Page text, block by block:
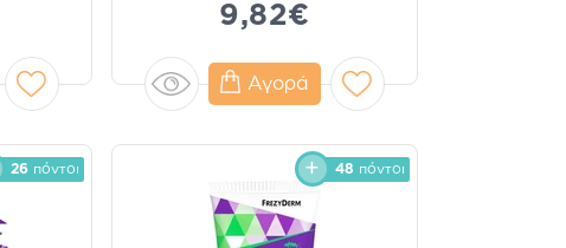
9,82€
Αγορά
26πόντοι 48 πόντοι